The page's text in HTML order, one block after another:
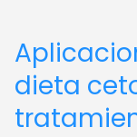
dieta